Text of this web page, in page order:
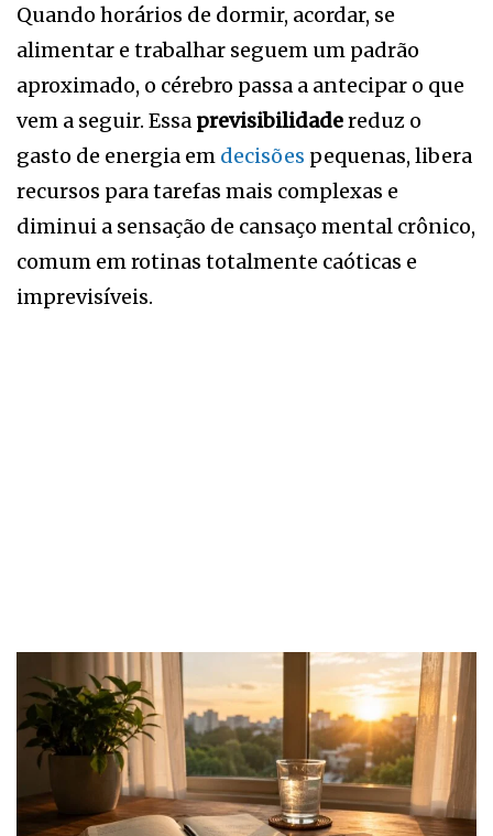
Quando horários de dormir, acordar, se
alimentar e trabalhar seguem um padrão
aproximado, o cérebro passa a antecipar o que
vem a seguir. Essa previsibilidadereduz o
gasto de energia em decisões pequenas, libera
recursos para tarefas mais complexas e
diminui a sensação de cansaço mental crônico,
comum em rotinas totalmente caóticas e
imprevisíveis.